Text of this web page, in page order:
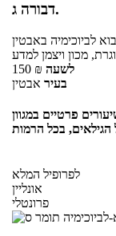
דבורה ג.
לביוכימיה באבטין
מכון ויצמן למדע
150 ₪ לשעה
בעיר אבטין
פרטיים במגוון
לפרופיל המלא
אונליין
פרונטלי